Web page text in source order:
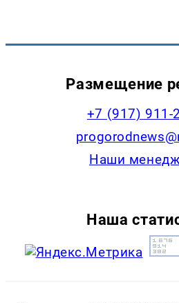
Размещение
+7 (917) 911-
Наши
Наша